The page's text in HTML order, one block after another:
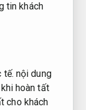
tin khách
tế. nội dung
hoàn tất
cho khách